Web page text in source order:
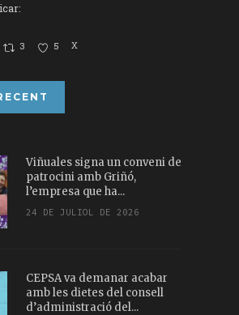
3 5 X
Viñuales signa un conveni de
patrocini amb Griñó,
l’empresa que ha...
24 DE JULIOL DE 2026
CEPSA va demanar acabar
amb les dietes del consell
d’administració del...